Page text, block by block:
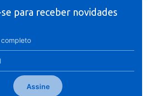
para receber novidades
Assine